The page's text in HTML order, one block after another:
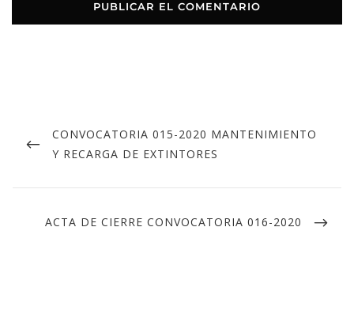
CONVOCATORIA 015-2020 MANTENIMIENTO
Y RECARGA DE EXTINTORES
ACTA DE CIERRE CONVOCATORIA 016-2020